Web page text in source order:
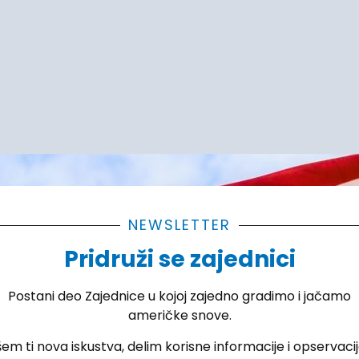
NEWSLETTER
Pridruži se zajednici
Postani deo Zajednice u kojoj zajedno gradimo i jačamo
američke snove.
ti nova iskustva, delim korisne informacije i